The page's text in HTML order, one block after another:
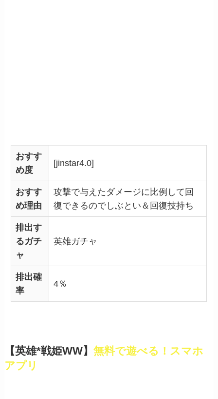
おすす
め度
[jinstar4.0]
おすす
め理由
攻撃で与えたダメージに比例して回
復できるのでしぶとい＆回復技持ち
排出す
るガチ
ャ
英雄ガチャ
排出確
率
4％
【英雄*戦姫WW】 無料で遊べる！スマホ
アプリ